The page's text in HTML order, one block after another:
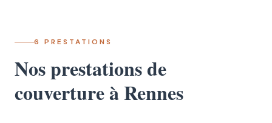
6 PRESTATIONS
Nos prestations de
couverture à Rennes